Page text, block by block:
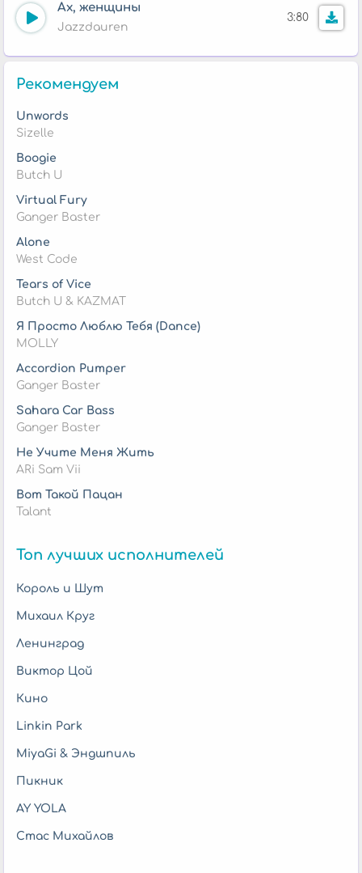
Ах, женщины
Jazzdauren
3:80
Рекомендуем
Unwords
Sizelle
Boogie
Butch U
Virtual Fury
Ganger Baster
Alone
West Code
Tears of Vice
Butch U & KAZMAT
Я Просто Люблю Тебя (Dance)
MOLLY
Accordion Pumper
Ganger Baster
Sahara Car Bass
Ganger Baster
Не Учите Меня Жить
ARi Sam Vii
Вот Такой Пацан
Talant
Топ лучших исполнителей
Король и Шут
Михаил Круг
Ленинград
Виктор Цой
Кино
Linkin Park
MiyaGi & Эндшпиль
Пикник
AY YOLA
Стас Михайлов